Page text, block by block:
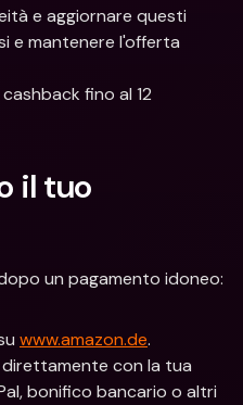
e aggiornare questi
e mantenere l'offerta
fino al 12
il tuo
un pagamento idoneo:
www.amazon.de.
con la tua
bonifico bancario o altri